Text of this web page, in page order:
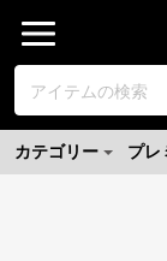
カテゴリー プレ